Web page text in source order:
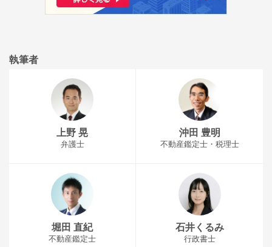
執筆者
上野 晃
弁護士
沖田 豊明
不動産鑑定士・税理士
堀田 直紀
不動産鑑定士
石井くるみ
行政書士